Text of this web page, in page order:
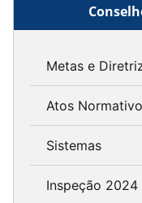
Metas e
Atos
Sistemas
Inspeção